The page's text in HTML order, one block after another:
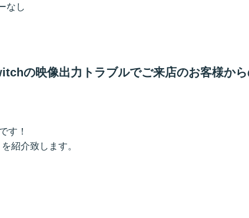
なし
の映像出力トラブルでご来店のお客様から
す！
紹介致します。